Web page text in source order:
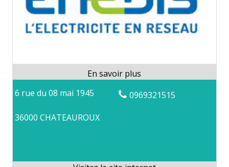
6 rue du 08 mai 1945
36000 CHATEAUROUX
0969321515